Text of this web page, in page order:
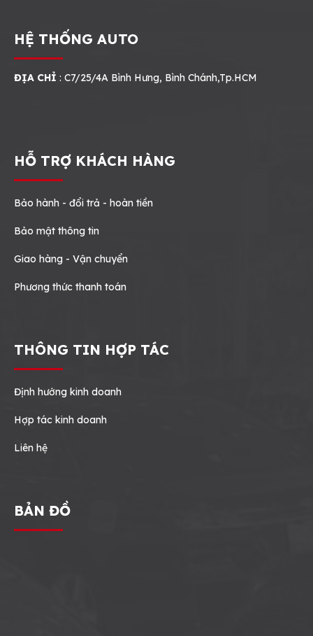
HỆ THỐNG AUTO
ĐỊA CHỈ : C7/25/4A Bình Hưng, Bình Chánh,Tp.HCM
HỖ TRỢ KHÁCH HÀNG
Bảo hành - đổi trả - hoàn tiền
Bảo mật thông tin
Giao hàng - Vận chuyển
Phương thức thanh toán
THÔNG TIN HỢP TÁC
Định hướng kinh doanh
Hợp tác kinh doanh
Liên hệ
BẢN ĐỒ